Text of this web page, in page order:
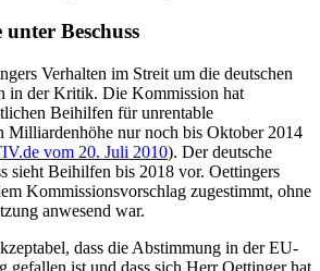
Beschuss
Verhalten im Streit um die deutschen
in der Kritik. Die Kommission hat
Beihilfen für unrentable
Milliardenhöhe nur noch bis Oktober 2014
vom 20. Juli 2010). Der deutsche
sieht Beihilfen bis 2018 vor. Oettingers
Kommissionsvorschlag zugestimmt, ohne
anwesend war.
dass die Abstimmung in der EU-
gefallen ist und dass sich Herr Oettinger hat